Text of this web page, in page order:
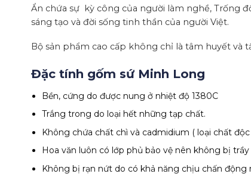
Ẩn chứa sự kỳ công của người làm nghề, Trống
sáng tạo và đời sống tinh thần của người Việt.
Bộ sản phẩm cao cấp không chỉ là tâm huyết và
Đặc tính gốm sứ Minh Long
Bền, cứng do được nung ở nhiệt độ 1380C
Trắng trong do loại hết những tạp chất.
Không chứa chất chì và cadmidium ( loại chất
Hoa văn luôn có lớp phủ bảo vệ nên không bị trầy
Không bị rạn nứt do có khả năng chịu chấn